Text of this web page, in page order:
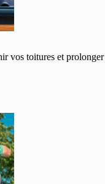
vos toitures et prolonger